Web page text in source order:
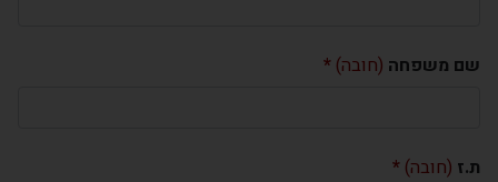
שם משפחה (חובה)
ת.ז (חובה)